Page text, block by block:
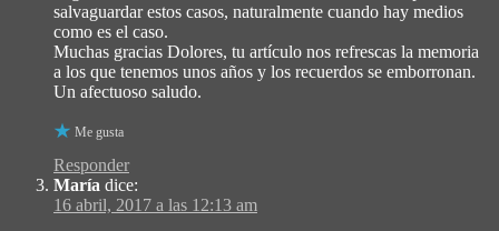
salvaguardar estos casos, naturalmente cuando hay medios
como es el caso.
Muchas gracias Dolores, tu artículo nos refrescas la memoria
a los que tenemos unos años y los recuerdos se emborronan.
Un afectuoso saludo.
Me gusta
Responder
María dice:
16 abril, 2017 a las 12:13 am